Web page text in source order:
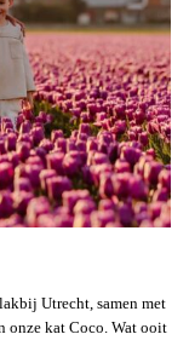
Utrecht, samen met
onze kat Coco. Wat ooit